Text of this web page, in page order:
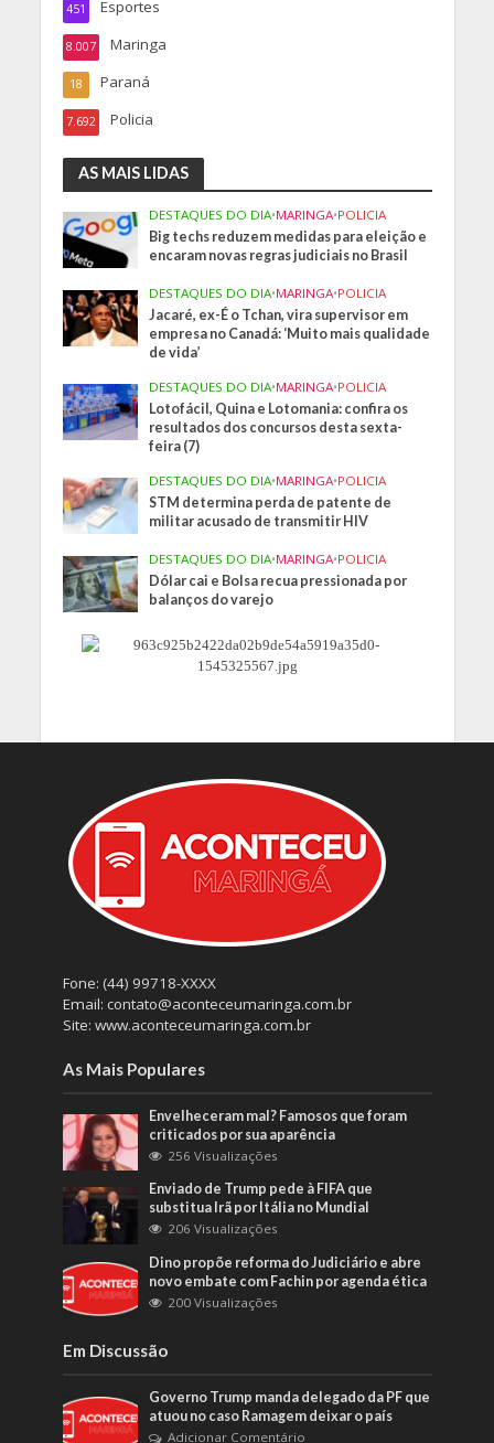
Esportes
451
Maringa
8.007
Paraná
18
Policia
7.692
AS MAIS LIDAS
DESTAQUES DO DIA•MARINGA•POLICIA
Big techs reduzem medidas para eleição e
encaram novas regras judiciais no Brasil
DESTAQUES DO DIA•MARINGA•POLICIA
Jacaré, ex-É o Tchan, vira supervisor em
empresa no Canadá: ‘Muito mais qualidade
de vida’
DESTAQUES DO DIA•MARINGA•POLICIA
Lotofácil, Quina e Lotomania: confira os
resultados dos concursos desta sexta-
feira (7)
DESTAQUES DO DIA•MARINGA•POLICIA
STM determina perda de patente de
militar acusado de transmitir HIV
DESTAQUES DO DIA•MARINGA•POLICIA
Dólar cai e Bolsa recua pressionada por
balanços do varejo
Fone: (44) 99718-XXXX
Email: contato@aconteceumaringa.com.br
Site: www.aconteceumaringa.com.br
As Mais Populares
Envelheceram mal? Famosos que foram
criticados por sua aparência
256 Visualizações
Enviado de Trump pede à FIFA que
substitua Irã por Itália no Mundial
206 Visualizações
Dino propõe reforma do Judiciário e abre
novo embate com Fachin por agenda ética
200 Visualizações
Em Discussão
Governo Trump manda delegado da PF que
atuou no caso Ramagem deixar o país
Adicionar Comentário